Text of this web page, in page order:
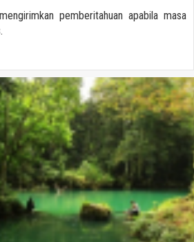
pemberitahuan apabila masa